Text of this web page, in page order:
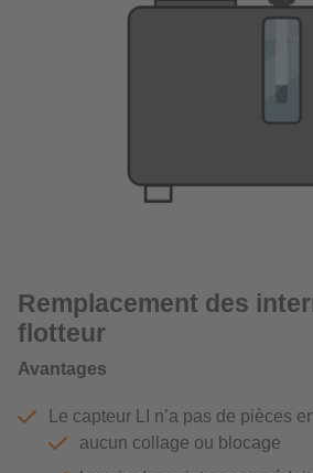
Remplacement des
flotteur
Avantages
Le capteur LI n’a pas de pièces
aucun collage ou blocage